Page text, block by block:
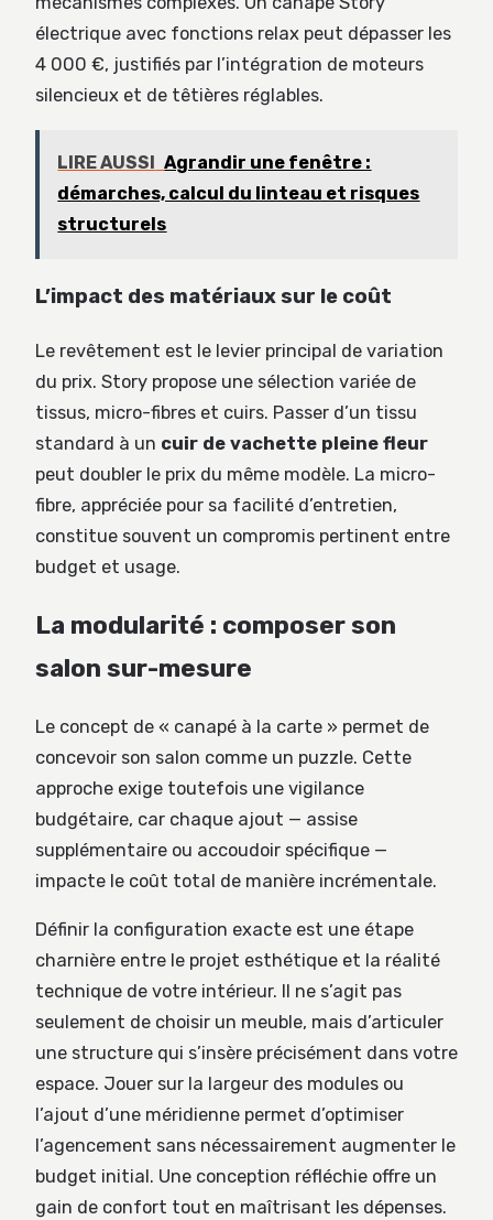
électrique avec fonctions relax peut dépasser les
4 000 €, justifiés par l’intégration de moteurs
silencieux et de têtières réglables.
LIRE AUSSI
Agrandir une fenêtre :
démarches, calcul du linteau et risques
structurels
L’impact des matériaux sur le coût
Le revêtement est le levier principal de variation
du prix. Story propose une sélection variée de
tissus, micro-fibres et cuirs. Passer d’un tissu
standard à un cuir de vachette pleine fleur
peut doubler le prix du même modèle. La micro-
fibre, appréciée pour sa facilité d’entretien,
constitue souvent un compromis pertinent entre
budget et usage.
La modularité : composer son
salon sur-mesure
Le concept de « canapé à la carte » permet de
concevoir son salon comme un puzzle. Cette
approche exige toutefois une vigilance
budgétaire, car chaque ajout — assise
supplémentaire ou accoudoir spécifique —
impacte le coût total de manière incrémentale.
Définir la configuration exacte est une étape
charnière entre le projet esthétique et la réalité
technique de votre intérieur. Il ne s’agit pas
seulement de choisir un meuble, mais d’articuler
une structure qui s’insère précisément dans votre
espace. Jouer sur la largeur des modules ou
l’ajout d’une méridienne permet d’optimiser
l’agencement sans nécessairement augmenter le
budget initial. Une conception réfléchie offre un
gain de confort tout en maîtrisant les dépenses.